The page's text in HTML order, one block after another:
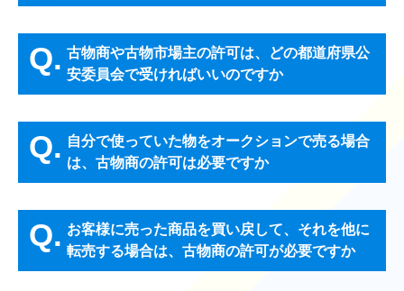
Q. 古物商や古物市場主の許可は、どの都道府県公
安委員会で受ければいいのですか
Q. 自分で使っていた物をオークションで売る場合
は、古物商の許可は必要ですか
Q. お客様に売った商品を買い戻して、それを他に
転売する場合は、古物商の許可が必要ですか